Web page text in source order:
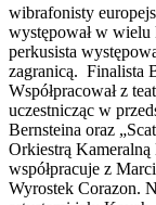
wibrafonisty
występował w wielu
perkusista
zagranicą. Finalista
Współpracował z
uczestnicząc w
Bernsteina oraz
Orkiestrą
współpracuje z
Wyrostek Corazon.